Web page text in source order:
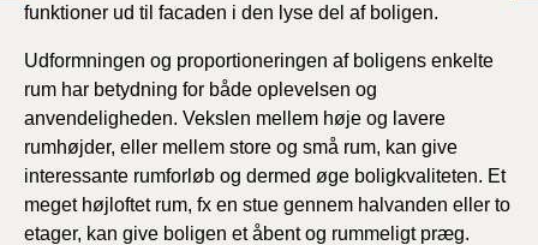
funktioner ud til facaden i den lyse del af boligen.
Udformningen og proportioneringen af boligens enkelte
rum har betydning for både oplevelsen og
anvendeligheden. Vekslen mellem høje og lavere
rumhøjder, eller mellem store og små rum, kan give
interessante rumforløb og dermed øge boligkvaliteten. Et
meget højloftet rum, fx en stue gennem halvanden eller to
etager, kan give boligen et åbent og rummeligt præg.